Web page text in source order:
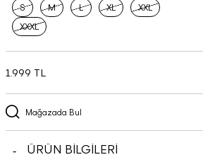
S M L XL
XXL
XXXL
Mağazada Bul
1.999 TL
ÜRÜN BİLGİLERİ